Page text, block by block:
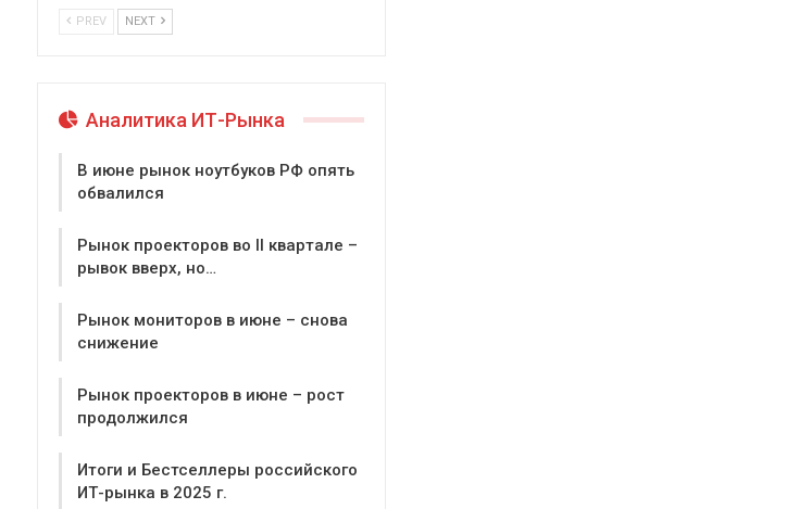
PREV NEXT
Аналитика ИТ-Рынка
В июне рынок ноутбуков РФ опять
обвалился
Рынок проекторов во II квартале –
рывок вверх, но…
Рынок мониторов в июне – снова
снижение
Рынок проекторов в июне – рост
продолжился
Итоги и Бестселлеры российского
ИТ-рынка в 2025 г.